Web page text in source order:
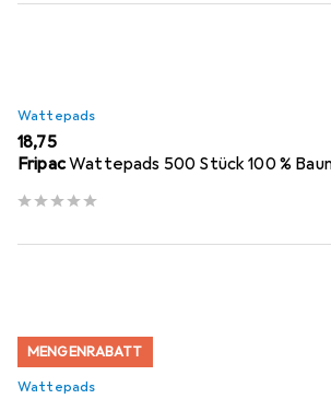
Wattepads
EUR
18,75
FripacWattepads 500 Stück 100 %
MENGENRABATT
Wattepads